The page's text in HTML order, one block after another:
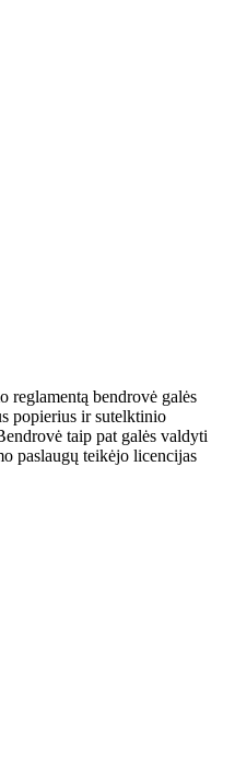
bendrovė galės
popierius ir sutelktinio
taip pat galės valdyti
paslaugų teikėjo licencijas